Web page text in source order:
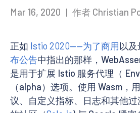
Mar 16, 2020 | 作者 Christian
正如 Istio 2020——为了商用以及
布公告中指出的那样，
是用于扩展 Istio 服务代理（
（alpha）选项。使用 Wasm，
议、自定义指标、日志和其他